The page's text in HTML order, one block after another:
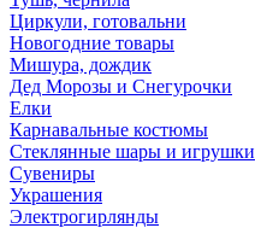
Циркули, готовальни
Новогодние товары
Мишура, дождик
Дед Морозы и Снегурочки
Елки
Карнавальные костюмы
Стеклянные шары и игрушки
Сувениры
Украшения
Электрогирлянды